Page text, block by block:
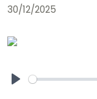
30/12/2025